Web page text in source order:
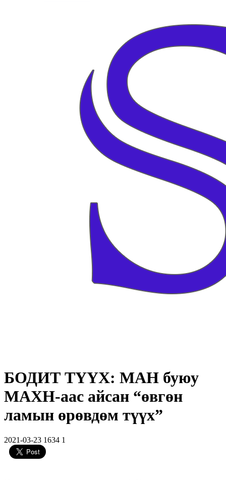
БОДИТ ТҮҮХ: МАН буюу
МАХН-аас айсан “өвгөн
ламын өрөвдөм түүх”
2021-03-23 1634 1